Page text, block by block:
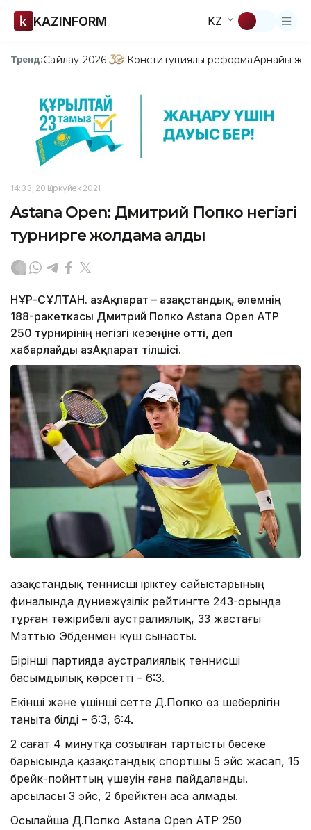
KAZINFORM KZ
Тренд:Сайлау-2026 Конституциялық реформаАрнайы
14:33, 20 Қыркүйек 2021
Astana Open: Дмитрий Попко негізгі
турнирге жолдама алды
НҰР-СҰЛТАН. ҚазАқпарат – Қазақстандық, әлемнің
188-ракеткасы Дмитрий Попко Astana Open ATP
250 турнирінің негізгі кезеңіне өтті, деп
хабарлайды ҚазАқпарат тілшісі.
Қазақстандық теннисші іріктеу сайыстарының
финалында дүниежүзілік рейтингте 243-орында
тұрған тәжірибелі аустралиялық, 33 жастағы
Мэттью Эбденмен күш сынасты.
Бірінші партияда аустралиялық теннисші
басымдылық көрсетті – 6:3.
Екінші және үшінші сетте Д.Попко өз шеберлігін
таныта білді – 6:3, 6:4.
2 сағат 4 минутқа созылған тартысты бәсеке
барысында қазақстандық спортшы 5 эйс жасап, 15
брейк-пойнттың үшеуін ғана пайдаланды.
Қарсыласы 3 эйс, 2 брейктен аса алмады.
Осылайша Д.Попко Astana Open ATP 250